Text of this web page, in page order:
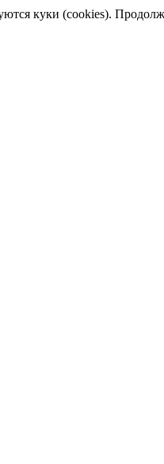
куки (cookies).